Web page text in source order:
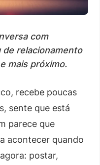
com
relacionamento
mais próximo.
recebe poucas
sente que está
parece que
acontecer quando
postar,